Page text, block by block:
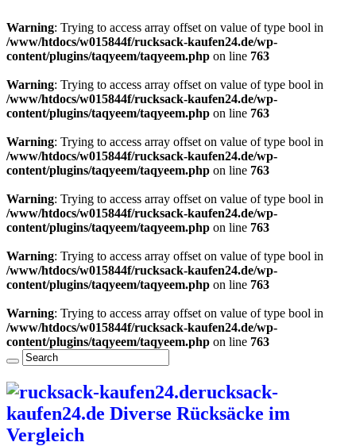
Warning: Trying to access array offset on value of type bool in
/www/htdocs/w015844f/rucksack-kaufen24.de/wp-
content/plugins/taqyeem/taqyeem.php on line 763
Warning: Trying to access array offset on value of type bool in
/www/htdocs/w015844f/rucksack-kaufen24.de/wp-
content/plugins/taqyeem/taqyeem.php on line 763
Warning: Trying to access array offset on value of type bool in
/www/htdocs/w015844f/rucksack-kaufen24.de/wp-
content/plugins/taqyeem/taqyeem.php on line 763
Warning: Trying to access array offset on value of type bool in
/www/htdocs/w015844f/rucksack-kaufen24.de/wp-
content/plugins/taqyeem/taqyeem.php on line 763
Warning: Trying to access array offset on value of type bool in
/www/htdocs/w015844f/rucksack-kaufen24.de/wp-
content/plugins/taqyeem/taqyeem.php on line 763
Warning: Trying to access array offset on value of type bool in
/www/htdocs/w015844f/rucksack-kaufen24.de/wp-
content/plugins/taqyeem/taqyeem.php on line 763
rucksack-
kaufen24.de Diverse Rücksäcke im
Vergleich